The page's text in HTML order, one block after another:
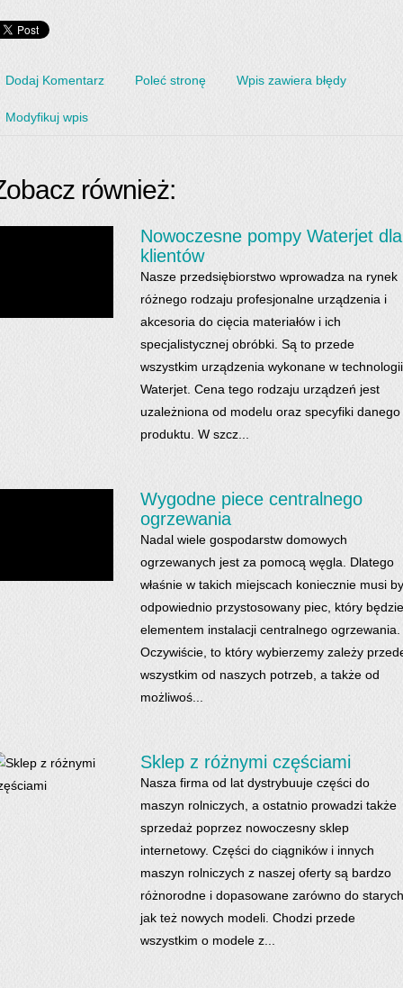
Dodaj Komentarz Poleć stronę Wpis zawiera błędy
Modyfikuj wpis
również:
Nowoczesne pompy Waterjet dla
klientów
Nasze przedsiębiorstwo wprowadza na rynek
różnego rodzaju profesjonalne urządzenia i
akcesoria do cięcia materiałów i ich
specjalistycznej obróbki. Są to przede
wszystkim urządzenia wykonane w technologii
Waterjet. Cena tego rodzaju urządzeń jest
uzależniona od modelu oraz specyfiki danego
produktu. W szcz...
Wygodne piece centralnego
ogrzewania
Nadal wiele gospodarstw domowych
ogrzewanych jest za pomocą węgla. Dlatego
właśnie w takich miejscach koniecznie musi
odpowiednio przystosowany piec, który będzie
elementem instalacji centralnego ogrzewania.
Oczywiście, to który wybierzemy zależy
wszystkim od naszych potrzeb, a także od
możliwoś...
Sklep z różnymi częściami
Nasza firma od lat dystrybuuje części do
maszyn rolniczych, a ostatnio prowadzi także
sprzedaż poprzez nowoczesny sklep
internetowy. Części do ciągników i innych
maszyn rolniczych z naszej oferty są bardzo
różnorodne i dopasowane zarówno do
jak też nowych modeli. Chodzi przede
wszystkim o modele z...